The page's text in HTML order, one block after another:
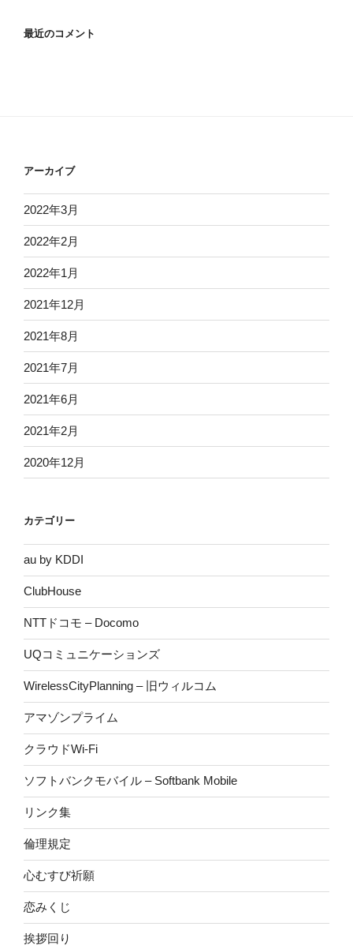
最近のコメント
アーカイブ
2022年3月
2022年2月
2022年1月
2021年12月
2021年8月
2021年7月
2021年6月
2021年2月
2020年12月
カテゴリー
au by KDDI
ClubHouse
NTTドコモ – Docomo
UQコミュニケーションズ
WirelessCityPlanning – 旧ウィルコム
アマゾンプライム
クラウドWi-Fi
ソフトバンクモバイル – Softbank Mobile
リンク集
倫理規定
心むすび祈願
恋みくじ
挨拶回り